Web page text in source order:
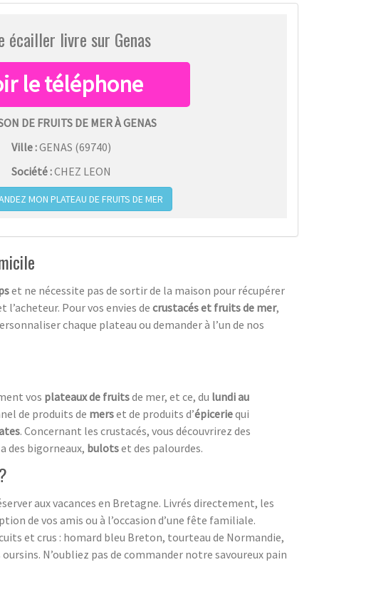
écailler livre sur Genas
DE FRUITS DE MER À GENAS
Ville :GENAS (69740)
Société :CHEZ LEON
MON PLATEAU DE FRUITS DE MER
et ne nécessite pas de sortir de la maison pour récupérer
Pour vos envies decrustacés et fruits de mer,
chaque plateau ou demander à l’un de nos
vos plateaux de fruitsde mer, et ce, du lundi au
de produits de merset de produits d’épiceriequi
. Concernant les crustacés, vous découvrirez des
des bigorneaux, bulotset des palourdes.
aux vacances en Bretagne. Livrés directement, les
de vos amis ou à l’occasion d’une fête familiale.
et crus : homard bleu Breton, tourteau de Normandie,
N’oubliez pas de commander notre savoureux pain